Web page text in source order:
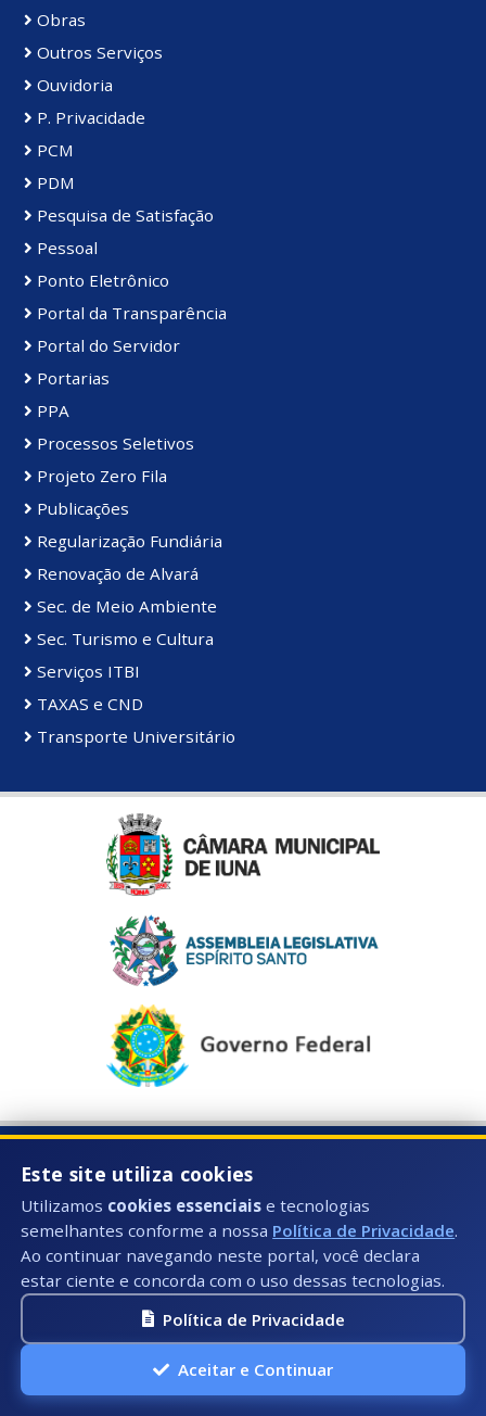
Obras
Outros Serviços
Ouvidoria
P. Privacidade
PCM
PDM
Pesquisa de Satisfação
Pessoal
Ponto Eletrônico
Portal da Transparência
Portal do Servidor
Portarias
PPA
Processos Seletivos
Projeto Zero Fila
Publicações
Regularização Fundiária
Renovação de Alvará
Sec. de Meio Ambiente
Sec. Turismo e Cultura
Serviços ITBI
TAXAS e CND
Transporte Universitário
Horário de Atendimento:
Segunda à Sexta: 08:00hs às 17:00hs
Telefone:
(28) 99884-3729
E-mail:
contato@iuna.es.gov.br
Este site utiliza cookies
Utilizamos cookies essenciais e tecnologias
semelhantes conforme a nossa Política de Privacidade.
Ao continuar navegando neste portal, você declara
estar ciente e concorda com o uso dessas tecnologias.
Política de Privacidade
Aceitar e Continuar